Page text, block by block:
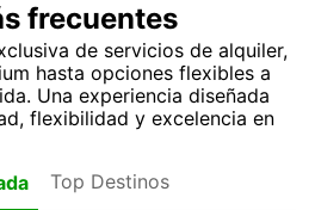
frecuentes
de servicios de alquiler,
hasta opciones flexibles a
Una experiencia diseñada
flexibilidad y excelencia en
Top Destinos